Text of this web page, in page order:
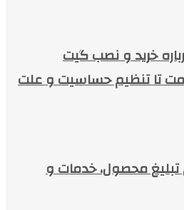
خرید و نصب گیت
تا تنظیم حساسیت و علت
محصول، خدمات و